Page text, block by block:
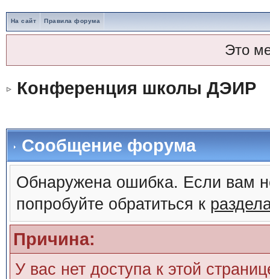
На сайт Правила форума
Это
Конференция школы ДЭИР
Сообщение форума
Обнаружена ошибка. Если вам
попробуйте обратиться к
Причина:
У вас нет доступа к этой